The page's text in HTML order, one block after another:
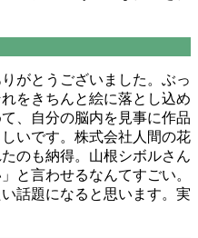
がとうございました。ぶっ
をきちんと絵に落とし込め
、自分の脳内を見事に作品
いです。株式会社人間の花
のも納得。山根シボルさん
と言わせるなんてすごい。
話題になると思います。実